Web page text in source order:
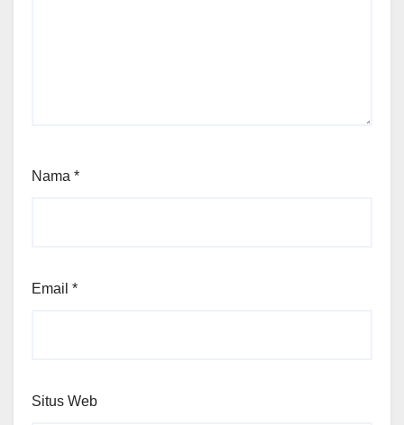
Nama *
Email *
Situs Web